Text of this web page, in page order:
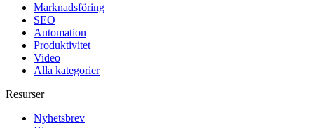
Marknadsföring
SEO
Automation
Produktivitet
Video
Alla kategorier
Resurser
Nyhetsbrev